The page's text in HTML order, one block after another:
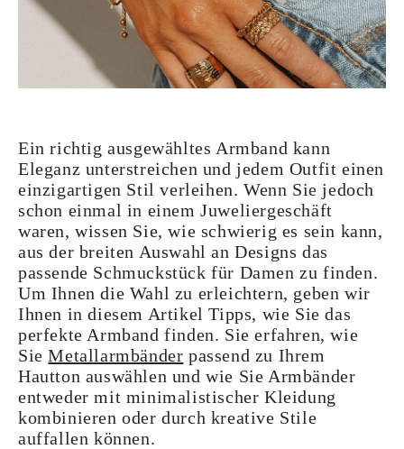
Ein richtig ausgewähltes Armband kann
Eleganz unterstreichen und jedem Outfit einen
einzigartigen Stil verleihen. Wenn Sie jedoch
schon einmal in einem Juweliergeschäft
waren, wissen Sie, wie schwierig es sein kann,
aus der breiten Auswahl an Designs das
passende Schmuckstück für Damen zu finden.
Um Ihnen die Wahl zu erleichtern, geben wir
Ihnen in diesem Artikel Tipps, wie Sie das
perfekte Armband finden. Sie erfahren, wie
SieMetallarmbänder passend zu Ihrem
Hautton auswählen und wie Sie Armbänder
entweder mit minimalistischer Kleidung
kombinieren oder durch kreative Stile
auffallen können.